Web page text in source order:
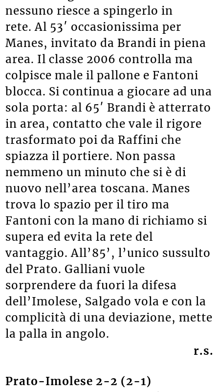
nessuno riesce a spingerlo in
rete. Al 53′ occasionissima per
Manes, invitato da Brandi in piena
area. Il classe 2006 controlla ma
colpisce male il pallone e Fantoni
blocca. Si continua a giocare ad una
sola porta: al 65′ Brandi è atterrato
in area, contatto che vale il rigore
trasformato poi da Raffini che
spiazza il portiere. Non passa
nemmeno un minuto che si è di
nuovo nell’area toscana. Manes
trova lo spazio per il tiro ma
Fantoni con la mano di richiamo si
supera ed evita la rete del
vantaggio. All’85’, l’unico sussulto
del Prato. Galliani vuole
sorprendere da fuori la difesa
dell’Imolese, Salgado vola e con la
complicità di una deviazione, mette
la palla in angolo.
r.s.
Prato-Imolese 2-2 (2-1)